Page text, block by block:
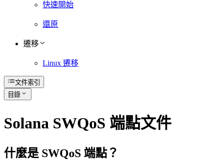
快速開始
還原
遷移
Linux 遷移
文件索引
目錄
Solana SWQoS 端點文件
什麼是 SWQoS 端點？